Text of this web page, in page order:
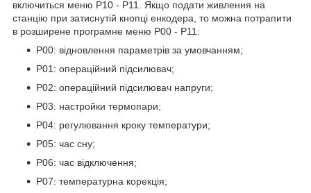
включиться меню P10 - P11. Якщо подати живлення на
станцію при затиснутій кнопці енкодера, то можна потрапити
в розширене програмне меню P00 - P11:
P00: відновлення параметрів за умовчанням;
P01: операційний підсилювач;
P02: операційний підсилювач напруги;
P03: настройки термопари;
P04: регулювання кроку температури;
P05: час сну;
P06: час відключення;
P07: температурна корекція;